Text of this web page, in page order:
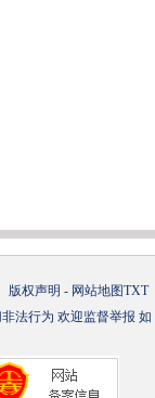
版权声明 - 网站地图TXT
法行为 欢迎监督举报 如